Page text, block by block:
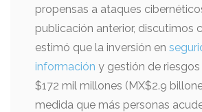
propensas a ataques
publicación anterior, discutimos
estimó que la inversión en
información y gestión de
$172 mil millones (MX$2.9
medida que más personas